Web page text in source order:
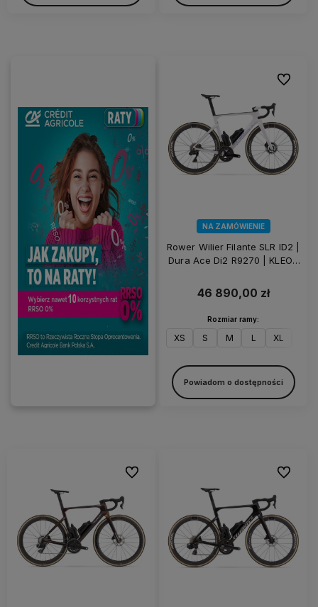
NA ZAMÓWIENIE
Rower Wilier Filante SLR ID2 |
Dura Ace Di2 R9270 | KLEOS
46 890,00 zł
Rozmiar ramy:
XS S M L XL
Powiadom o dostępności
Do
Do ulubionych Do